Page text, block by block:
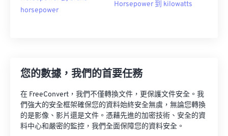
horsepower
Horsepower 到 kilowatts
您的數據，我們的首要任務
在 FreeConvert，我們不僅轉換文件，更保護文件安全。我
們強大的安全框架確保您的資料始終安全無虞，無論您轉換
的是影像、影片還是文件。憑藉先進的加密技術、安全的資
料中心和嚴密的監控，我們全面保障您的資料安全。